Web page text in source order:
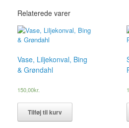
Relaterede varer
Vase, Liljekonval, Bing
& Grøndahl
150,00kr.
Tilføj til kurv